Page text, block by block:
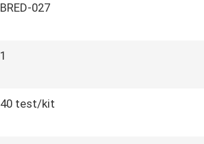
BRED-027
1
40 test/kit